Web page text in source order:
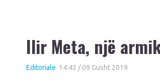
Ilir Meta, një
Editoriale 14:43 / 09 Gusht 2019